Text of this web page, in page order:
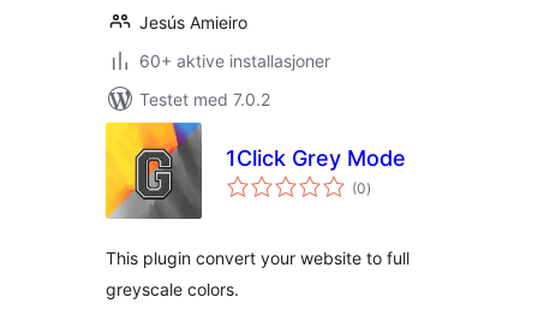
Jesús Amieiro
60+ aktive installasjoner
Testet med 7.0.2
1Click Grey Mode
(0totale
vurderinger
)
This plugin convert your website to full
greyscale colors.